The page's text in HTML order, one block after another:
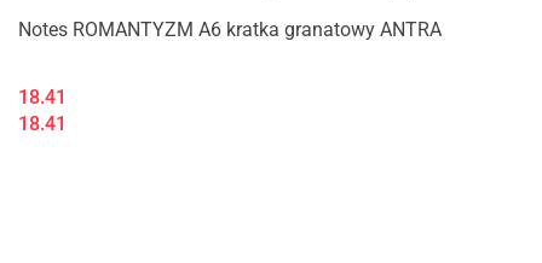
Notes ROMANTYZM A6 kratka granatowy ANTRA
18.41
18.41